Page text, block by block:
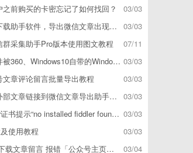
03/03
前购买的卡密忘记了如何找回？
03/03
软件，导出微信文章出现「导出失败*篇」如何解决
07/11
群采集助手Pro版本使用图文教程
03/03
自带的Windows Defender、腾讯管家等杀毒软件误删了怎么解决
03/03
文章评论留言批量导出教程
03/03
链接到微信文章导出助手批量下载，附上3种方式
03/03
示“no installed fiddler found”或开启代理ip失败
03/03
使用教程
03/04
言 报错「公众号主页和加载cookie参数不能为空」